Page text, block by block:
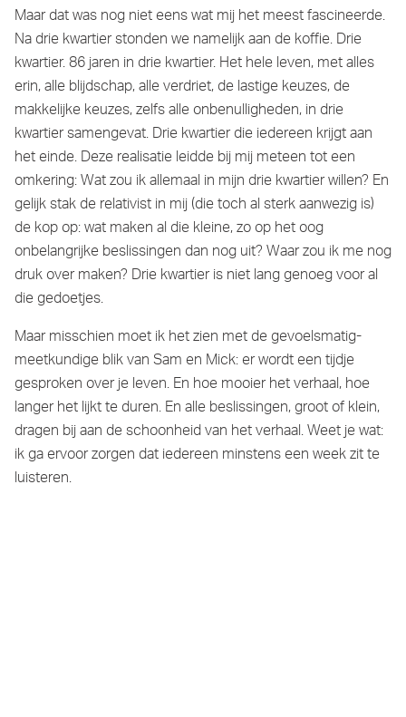
Maar dat was nog niet eens wat mij het meest fascineerde.
Na drie kwartier stonden we namelijk aan de koffie. Drie
kwartier. 86 jaren in drie kwartier. Het hele leven, met alles
erin, alle blijdschap, alle verdriet, de lastige keuzes, de
makkelijke keuzes, zelfs alle onbenulligheden, in drie
kwartier samengevat. Drie kwartier die iedereen krijgt aan
het einde. Deze realisatie leidde bij mij meteen tot een
omkering: Wat zou ik allemaal in mijn drie kwartier willen? En
gelijk stak de relativist in mij (die toch al sterk aanwezig is)
de kop op: wat maken al die kleine, zo op het oog
onbelangrijke beslissingen dan nog uit? Waar zou ik me nog
druk over maken? Drie kwartier is niet lang genoeg voor al
die gedoetjes.
Maar misschien moet ik het zien met de gevoelsmatig-
meetkundige blik van Sam en Mick: er wordt een tijdje
gesproken over je leven. En hoe mooier het verhaal, hoe
langer het lijkt te duren. En alle beslissingen, groot of klein,
dragen bij aan de schoonheid van het verhaal. Weet je wat:
ik ga ervoor zorgen dat iedereen minstens een week zit te
luisteren.